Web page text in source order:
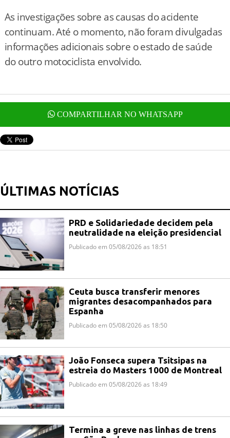
As investigações sobre as causas do acidente
continuam. Até o momento, não foram divulgadas
informações adicionais sobre o estado de saúde
do outro motociclista envolvido.
COMPARTILHAR NO WHATSAPP
ÚLTIMAS NOTÍCIAS
PRD e Solidariedade decidem pela
neutralidade na eleição presidencial
Publicado em 05/08/2026 as 18:51
Ceuta busca transferir menores
migrantes desacompanhados para
Espanha
Publicado em 05/08/2026 as 18:50
João Fonseca supera Tsitsipas na
estreia do Masters 1000 de Montreal
Publicado em 05/08/2026 as 18:49
Termina a greve nas linhas de trens